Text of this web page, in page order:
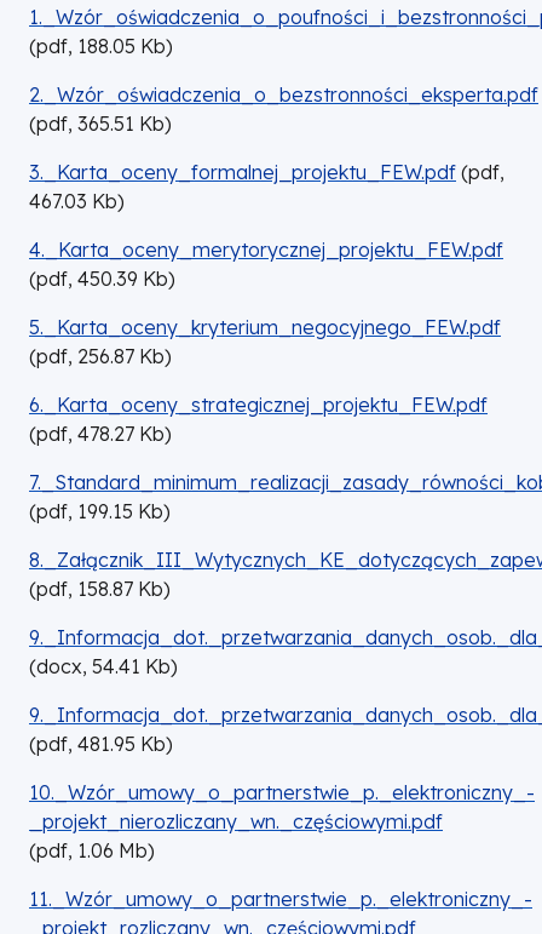
DOKUMENT
(pdf, 188.05 Kb)
DOKUMENT
2._Wzór_oświadczenia_o_bezstronności_eksperta.pdf
(pdf, 365.51 Kb)
DOKUMENT
3._Karta_oceny_formalnej_projektu_FEW.pdf (pdf,
467.03 Kb)
DOKUMENT
4._Karta_oceny_merytorycznej_projektu_FEW.pdf
(pdf, 450.39 Kb)
DOKUMENT
5._Karta_oceny_kryterium_negocyjnego_FEW.pdf
(pdf, 256.87 Kb)
DOKUMENT
6._Karta_oceny_strategicznej_projektu_FEW.pdf
(pdf, 478.27 Kb)
DOKUMENT
(pdf, 199.15 Kb)
DOKUMENT
(pdf, 158.87 Kb)
DOKUMENT
(docx, 54.41 Kb)
DOKUMENT
(pdf, 481.95 Kb)
DOKUMENT
10._Wzór_umowy_o_partnerstwie_p._elektroniczny_-
_projekt_nierozliczany_wn._częściowymi.pdf
(pdf, 1.06 Mb)
DOKUMENT
11._Wzór_umowy_o_partnerstwie_p._elektroniczny_-
_projekt_rozliczany_wn._częściowymi.pdf